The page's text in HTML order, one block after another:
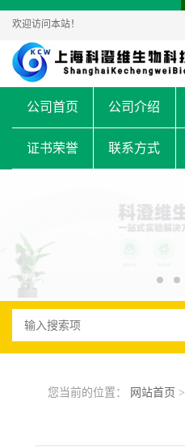
欢迎访问本站！
公司首页 公司介绍
证书荣誉 联系方式
您当前的位置： 网站首页 >